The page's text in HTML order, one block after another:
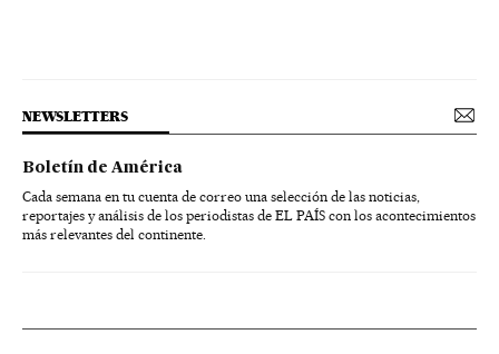
NEWSLETTERS
Boletín de América
Cada semana en tu cuenta de correo una selección de las noticias,
reportajes y análisis de los periodistas de EL PAÍS con los acontecimientos
más relevantes del continente.